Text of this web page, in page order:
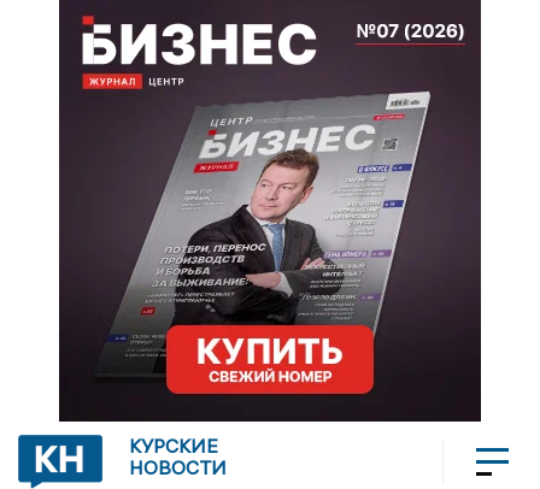
КУРСКИЕ
НОВОСТИ